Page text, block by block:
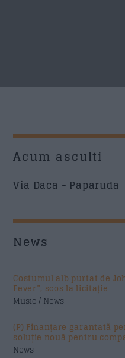
Acum asculti
Via Daca - Paparuda
News
Costumul alb purtat de
Fever”, scos la licitație
Music / News
(P) Finanțare garantată
soluție nouă pentru
News